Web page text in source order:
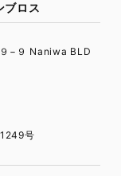
ブロス
−９ Naniwa BLD
号